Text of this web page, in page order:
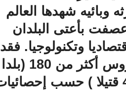
وبائيه شهدها العالم
عصفت بأعتى البلدان
وتكنولوجيا. فقد
اجتاح هذا الفيروس أكثر من 180 (بلدا
861000 شخص مخلفا 42000 قتيلا ) حسب إحصائيات